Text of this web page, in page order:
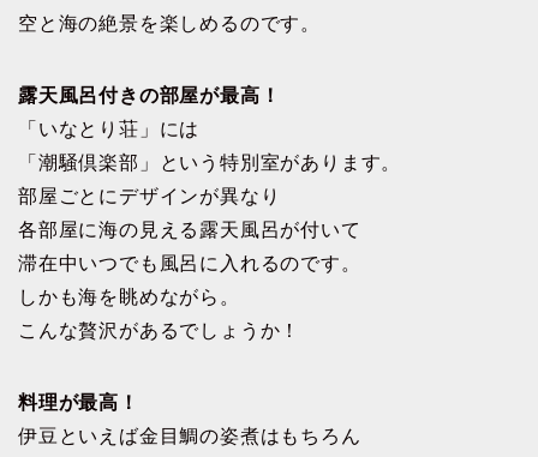
空と海の絶景を楽しめるのです。
露天風呂付きの部屋が最高！
「いなとり荘」には
「潮騒倶楽部」という特別室があります。
部屋ごとにデザインが異なり
各部屋に海の見える露天風呂が付いて
滞在中いつでも風呂に入れるのです。
しかも海を眺めながら。
こんな贅沢があるでしょうか！
料理が最高！
伊豆といえば金目鯛の姿煮はもちろん